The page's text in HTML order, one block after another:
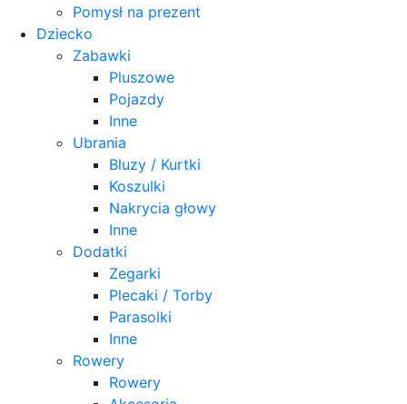
Pomysł na prezent
Dziecko
Zabawki
Pluszowe
Pojazdy
Inne
Ubrania
Bluzy / Kurtki
Koszulki
Nakrycia głowy
Inne
Dodatki
Zegarki
Plecaki / Torby
Parasolki
Inne
Rowery
Rowery